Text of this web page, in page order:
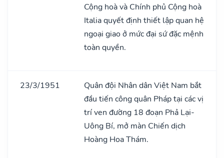
Cộng hoà và Chính phủ Cộng hoà
Italia quyết định thiết lập quan hệ
ngoại giao ở mức đại sứ đặc mệnh
toàn quyền.
23/3/1951
Quân đội Nhân dân Việt Nam bắt
đầu tiến công quân Pháp tại các vị
trí ven đường 18 đoạn Phả Lại-
Uông Bí, mở màn Chiến dịch
Hoàng Hoa Thám.